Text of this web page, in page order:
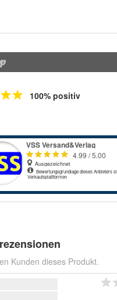
100% positiv
Kunden dieses Produkt.